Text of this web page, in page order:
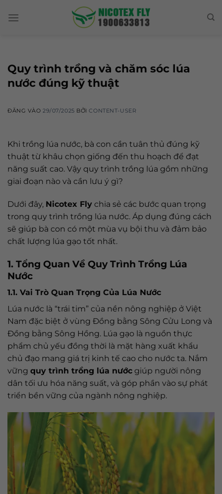
Quy trình trồng và chăm sóc lúa
nước đúng kỹ thuật
ĐĂNG VÀO29/07/2025 BỞICONTENT-USER
Khi trồng lúa nước, bà con cần tuân thủ đúng kỹ
thuật từ khâu chọn giống đến thu hoạch để đạt
năng suất cao. Vậy quy trình trồng lúa gồm những
giai đoạn nào và cần lưu ý gì?
Dưới đây, Nicotex Fly chia sẻ các bước quan trọng
trong quy trình trồng lúa nước. Áp dụng đúng cách
sẽ giúp bà con có một mùa vụ bội thu và đảm bảo
chất lượng lúa gạo tốt nhất.
1. Tổng Quan Về Quy Trình Trồng Lúa
Nước
1.1. Vai Trò Quan Trọng Của Lúa Nước
Lúa nước là “trái tim” của nền nông nghiệp ở Việt
Nam đặc biệt ở vùng Đồng bằng Sông Cửu Long và
Đồng bằng Sông Hồng. Lúa gạo là nguồn thực
phẩm chủ yếu đồng thời là mặt hàng xuất khẩu
chủ đạo mang giá trị kinh tế cao cho nước ta. Nắm
vững quy trình trồng lúa nước giúp người nông
dân tối ưu hóa năng suất, và góp phần vào sự phát
triển bền vững của ngành nông nghiệp.